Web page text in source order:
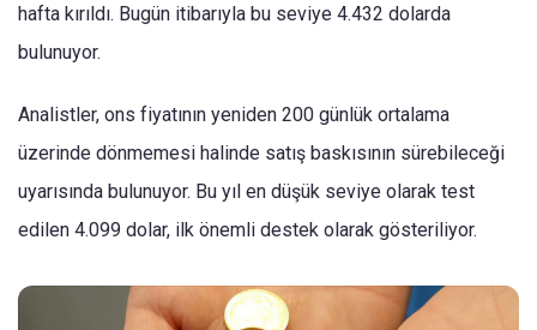
hafta kırıldı. Bugün itibarıyla bu seviye 4.432 dolarda
bulunuyor.
Analistler, ons fiyatının yeniden 200 günlük ortalama
üzerinde dönmemesi halinde satış baskısının sürebileceği
uyarısında bulunuyor. Bu yıl en düşük seviye olarak test
edilen 4.099 dolar, ilk önemli destek olarak gösteriliyor.